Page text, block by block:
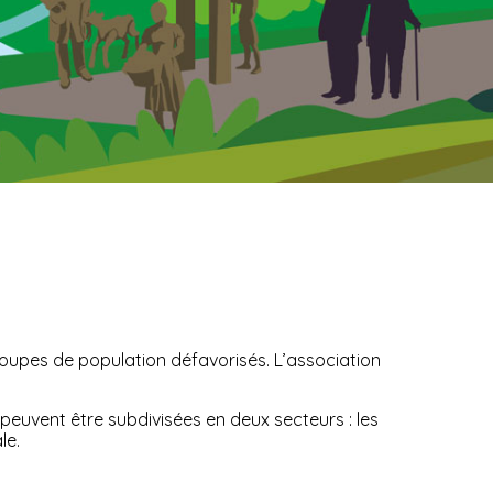
de population défavorisés. L’association
être subdivisées en deux secteurs : les